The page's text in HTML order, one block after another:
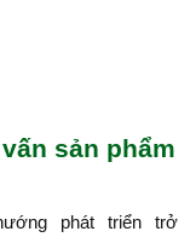
sản phẩm
phát triển trở